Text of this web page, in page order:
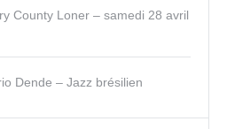
County Loner – samedi 28 avril
Dende – Jazz brésilien